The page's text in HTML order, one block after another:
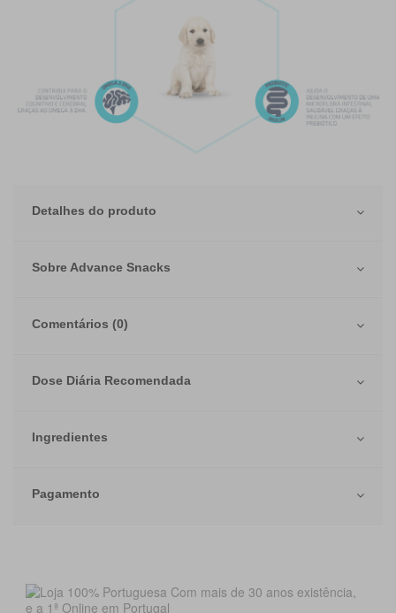
Detalhes do produto
Sobre Advance Snacks
Comentários (0)
Dose Diária Recomendada
Ingredientes
Pagamento